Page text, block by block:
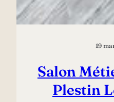
19
Salon
Plestin